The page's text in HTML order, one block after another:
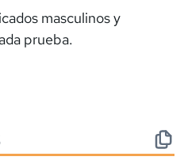
masculinos y
prueba.